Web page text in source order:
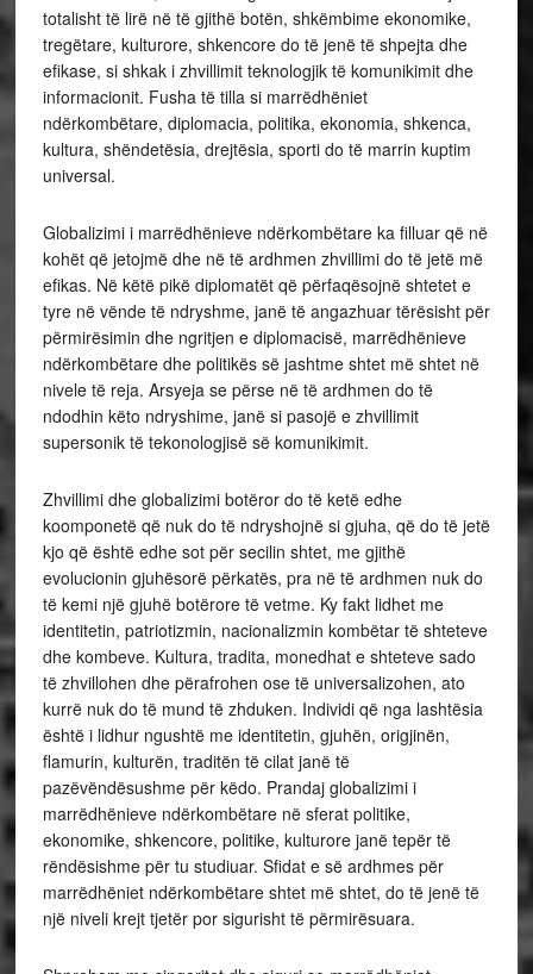
totalisht të lirë në të gjithë botën, shkëmbime ekonomike,
tregëtare, kulturore, shkencore do të jenë të shpejta dhe
efikase, si shkak i zhvillimit teknologjik të komunikimit dhe
informacionit. Fusha të tilla si marrëdhëniet
ndërkombëtare, diplomacia, politika, ekonomia, shkenca,
kultura, shëndetësia, drejtësia, sporti do të marrin kuptim
universal.
Globalizimi i marrëdhënieve ndërkombëtare ka filluar që në
kohët që jetojmë dhe në të ardhmen zhvillimi do të jetë më
efikas. Në këtë pikë diplomatët që përfaqësojnë shtetet e
tyre në vënde të ndryshme, janë të angazhuar tërësisht për
përmirësimin dhe ngritjen e diplomacisë, marrëdhënieve
ndërkombëtare dhe politikës së jashtme shtet më shtet në
nivele të reja. Arsyeja se përse në të ardhmen do të
ndodhin këto ndryshime, janë si pasojë e zhvillimit
supersonik të tekonologjisë së komunikimit.
Zhvillimi dhe globalizimi botëror do të ketë edhe
koomponetë që nuk do të ndryshojnë si gjuha, që do të jetë
kjo që është edhe sot për secilin shtet, me gjithë
evolucionin gjuhësorë përkatës, pra në të ardhmen nuk do
të kemi një gjuhë botërore të vetme. Ky fakt lidhet me
identitetin, patriotizmin, nacionalizmin kombëtar të shteteve
dhe kombeve. Kultura, tradita, monedhat e shteteve sado
të zhvillohen dhe përafrohen ose të universalizohen, ato
kurrë nuk do të mund të zhduken. Individi që nga lashtësia
është i lidhur ngushtë me identitetin, gjuhën, origjinën,
flamurin, kulturën, traditën të cilat janë të
pazëvëndësushme për këdo. Prandaj globalizimi i
marrëdhënieve ndërkombëtare në sferat politike,
ekonomike, shkencore, politike, kulturore janë tepër të
rëndësishme për tu studiuar. Sfidat e së ardhmes për
marrëdhëniet ndërkombëtare shtet më shtet, do të jenë të
një niveli krejt tjetër por sigurisht të përmirësuara.